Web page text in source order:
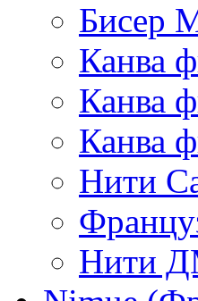
Бисер
Канва
Канва
Канва
Нити
Нити